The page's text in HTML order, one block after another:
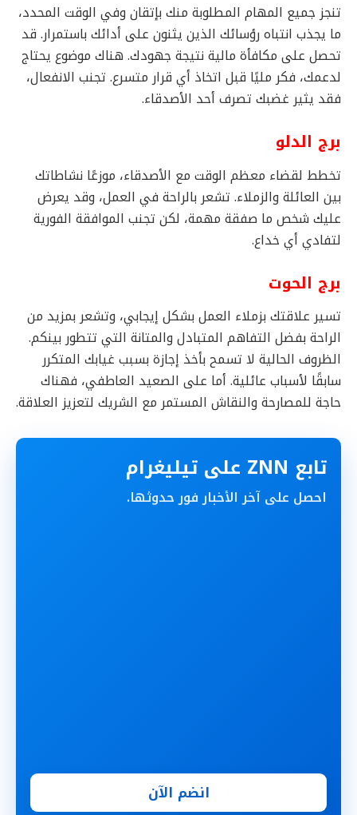
تنجز جميع المهام المطلوبة منك بإتقان وفي الوقت المحدد،
ما يجذب انتباه رؤسائك الذين يثنون على أدائك باستمرار. قد
تحصل على مكافأة مالية نتيجة جهودك. هناك موضوع يحتاج
لدعمك، فكر مليًا قبل اتخاذ أي قرار متسرع. تجنب الانفعال،
فقد يثير غضبك تصرف أحد الأصدقاء.
برج الدلو
تخطط لقضاء معظم الوقت مع الأصدقاء، موزعًا نشاطاتك
بين العائلة والزملاء. تشعر بالراحة في العمل، وقد يعرض
عليك شخص ما صفقة مهمة، لكن تجنب الموافقة الفورية
لتفادي أي خداع.
برج الحوت
تسير علاقتك بزملاء العمل بشكل إيجابي، وتشعر بمزيد من
الراحة بفضل التفاهم المتبادل والمتانة التي تتطور بينكم.
الظروف الحالية لا تسمح بأخذ إجازة بسبب غيابك المتكرر
سابقًا لأسباب عائلية. أما على الصعيد العاطفي، فهناك
حاجة للمصارحة والنقاش المستمر مع الشريك لتعزيز العلاقة.
تابع ZNN على تيليغرام
احصل على آخر الأخبار فور حدوثها.
انضم الآن